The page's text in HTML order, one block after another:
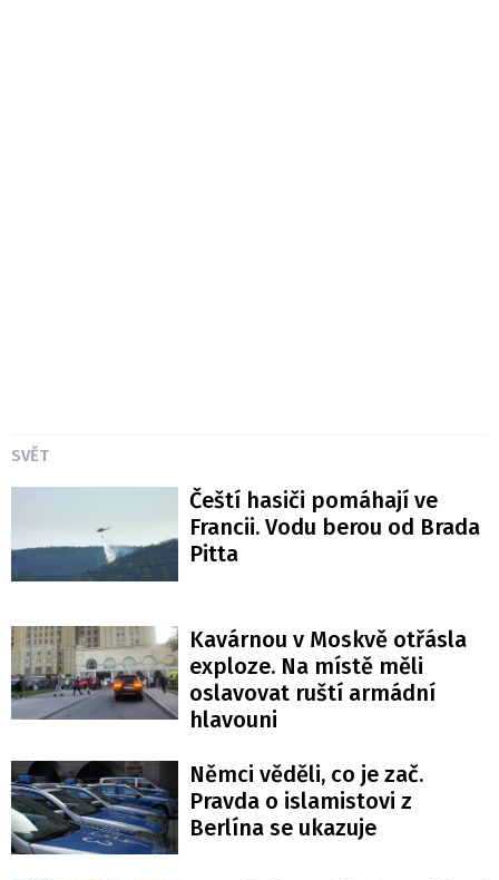
SVĚT
Čeští hasiči pomáhají ve
Francii. Vodu berou od Brada
Pitta
Kavárnou v Moskvě otřásla
exploze. Na místě měli
oslavovat ruští armádní
hlavouni
Němci věděli, co je zač.
Pravda o islamistovi z
Berlína se ukazuje